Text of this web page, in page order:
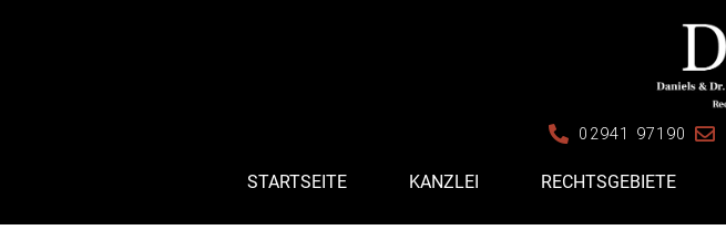
02941 97190
STARTSEITE KANZLEI RECHTSGEBIETE